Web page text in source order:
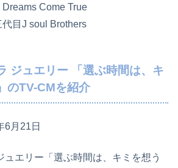
Come True
目J soul Brothers
ジュエリー 「選ぶ時間は、キ
のTV-CMを紹介
6月21日
ュエリー「選ぶ時間は、キミを想う